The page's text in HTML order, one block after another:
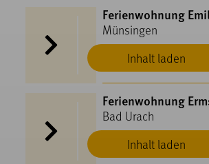
Inhalt laden
Ferienwohnung
Münsingen
Inhalt laden
Ferienwohnung
Bad Urach